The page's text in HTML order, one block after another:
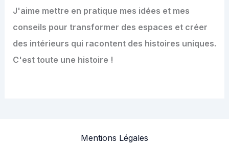
J'aime mettre en pratique mes idées et mes
conseils pour transformer des espaces et créer
des intérieurs qui racontent des histoires uniques.
C'est toute une histoire !
Mentions Légales